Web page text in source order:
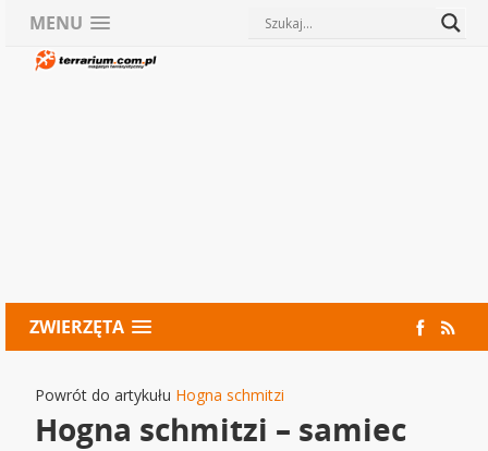
MENU
ZWIERZĘTA
Powrót do artykułu Hogna schmitzi
Hogna schmitzi – samiec